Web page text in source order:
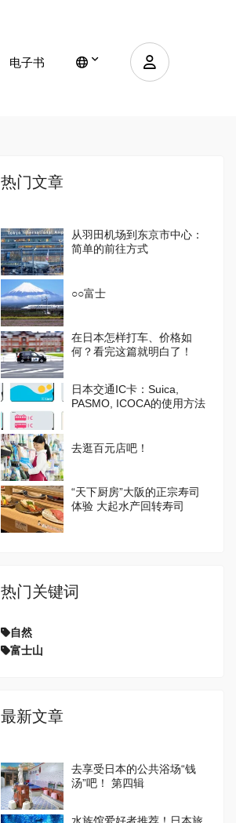
电子书
热门文章
从羽田机场到东京市中心：
简单的前往方式
○○富士
在日本怎样打车、价格如
何？看完这篇就明白了！
日本交通IC卡：Suica,
PASMO, ICOCA的使用方法
去逛百元店吧！
“天下厨房”大阪的正宗寿司
体验 大起水产回转寿司
热门关键词
自然
富士山
最新文章
去享受日本的公共浴场“钱
汤”吧！ 第四辑